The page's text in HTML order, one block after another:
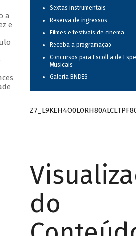
a
e
Sextas instrumentais
Reserva de ingressos
Filmes e festivais de cinema
Receba a programação
Concursos para Escolha de
Musicais
Galeria BNDES
do